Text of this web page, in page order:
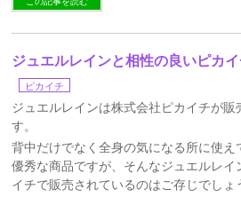
ジュエルレインと相性の良いピカ
ピカイチ
ジュエルレインは株式会社ピカイチが
す。
背中だけでなく全身の気になる所に使え
優秀な商品ですが、そんなジュエルレイ
イチで販売されているのはご存じでしょ